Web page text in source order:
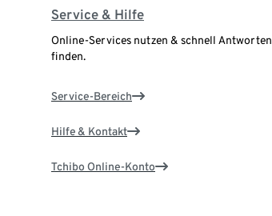
Service & Hilfe
Online-Services nutzen & schnell Antworten
finden.
Service-Bereich
Hilfe & Kontakt
Tchibo Online-Konto